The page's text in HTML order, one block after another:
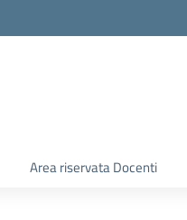
Area riservata Docenti